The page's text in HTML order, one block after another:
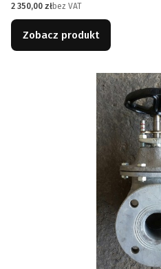
Cena
2 350,00 złbez VAT
Zobacz produkt